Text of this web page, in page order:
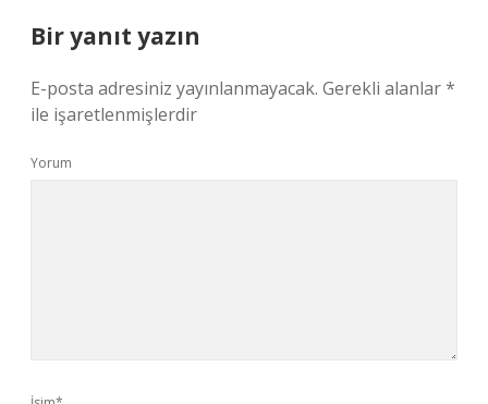
Bir yanıt yazın
E-posta adresiniz yayınlanmayacak. Gerekli alanlar*
ile işaretlenmişlerdir
Yorum